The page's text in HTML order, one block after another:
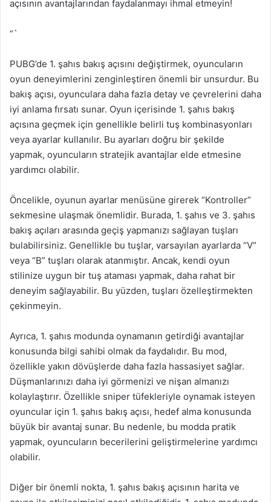
açısının avantajlarından faydalanmayı ihmal etmeyin!
“`
PUBG’de 1. şahıs bakış açısını değiştirmek, oyuncuların
oyun deneyimlerini zenginleştiren önemli bir unsurdur. Bu
bakış açısı, oyunculara daha fazla detay ve çevrelerini daha
iyi anlama fırsatı sunar. Oyun içerisinde 1. şahıs bakış
açısına geçmek için genellikle belirli tuş kombinasyonları
veya ayarlar kullanılır. Bu ayarları doğru bir şekilde
yapmak, oyuncuların stratejik avantajlar elde etmesine
yardımcı olabilir.
Öncelikle, oyunun ayarlar menüsüne girerek “Kontroller”
sekmesine ulaşmak önemlidir. Burada, 1. şahıs ve 3. şahıs
bakış açıları arasında geçiş yapmanızı sağlayan tuşları
bulabilirsiniz. Genellikle bu tuşlar, varsayılan ayarlarda “V”
veya “B” tuşları olarak atanmıştır. Ancak, kendi oyun
stilinize uygun bir tuş ataması yapmak, daha rahat bir
deneyim sağlayabilir. Bu yüzden, tuşları özelleştirmekten
çekinmeyin.
Ayrıca, 1. şahıs modunda oynamanın getirdiği avantajlar
konusunda bilgi sahibi olmak da faydalıdır. Bu mod,
özellikle yakın dövüşlerde daha fazla hassasiyet sağlar.
Düşmanlarınızı daha iyi görmenizi ve nişan almanızı
kolaylaştırır. Özellikle sniper tüfekleriyle oynamak isteyen
oyuncular için 1. şahıs bakış açısı, hedef alma konusunda
büyük bir avantaj sunar. Bu nedenle, bu modda pratik
yapmak, oyuncuların becerilerini geliştirmelerine yardımcı
olabilir.
Diğer bir önemli nokta, 1. şahıs bakış açısının harita ve